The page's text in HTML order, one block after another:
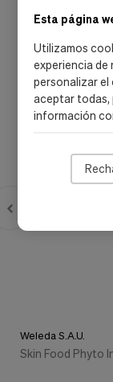
Esta página
Utilizamos
experiencia de
personalizar el
aceptar todas,
información
-35%
Weleda S.A.U.
Skin Food Phyto